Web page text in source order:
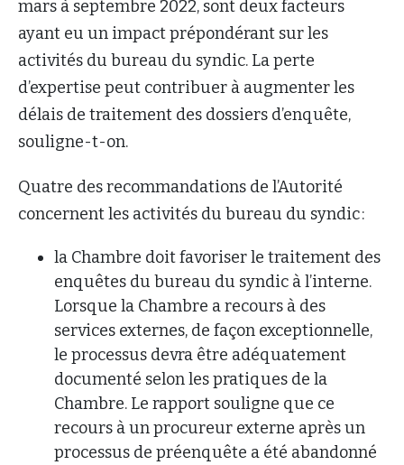
mars à septembre 2022, sont deux facteurs
ayant eu un impact prépondérant sur les
activités du bureau du syndic. La perte
d’expertise peut contribuer à augmenter les
délais de traitement des dossiers d’enquête,
souligne-t-on.
Quatre des recommandations de l’Autorité
concernent les activités du bureau du syndic :
la Chambre doit favoriser le traitement des
enquêtes du bureau du syndic à l’interne.
Lorsque la Chambre a recours à des
services externes, de façon exceptionnelle,
le processus devra être adéquatement
documenté selon les pratiques de la
Chambre. Le rapport souligne que ce
recours à un procureur externe après un
processus de préenquête a été abandonné